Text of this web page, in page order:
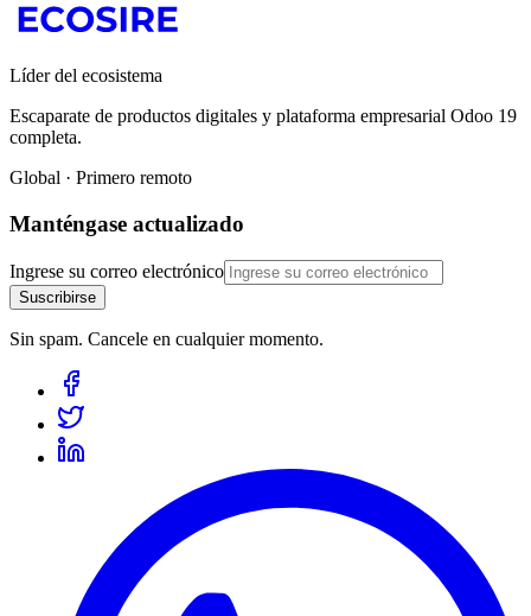
Líder del ecosistema
Escaparate de productos digitales y plataforma empresarial Odoo 19
completa.
Global · Primero remoto
Manténgase actualizado
Ingrese su correo electrónico
Suscribirse
Sin spam. Cancele en cualquier momento.